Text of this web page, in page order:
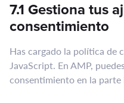
7.1 Gestiona tus
consentimiento
Has cargado la política de
JavaScript. En AMP,
consentimiento en la